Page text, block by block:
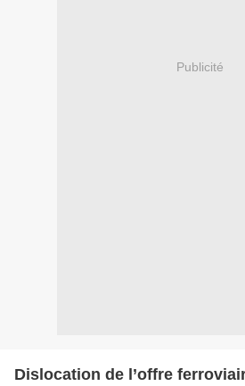
Publicité
Dislocation de l’offre